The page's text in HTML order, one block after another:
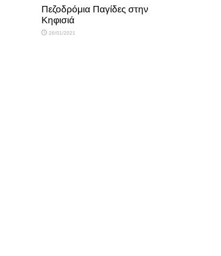
Πεζοδρόμια Παγίδες στην
Κηφισιά
26/01/2021